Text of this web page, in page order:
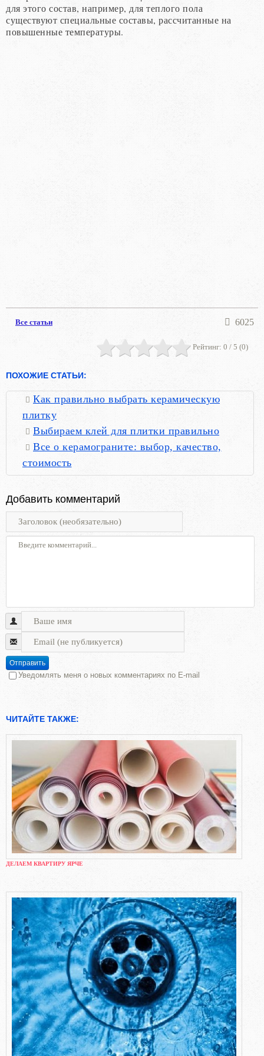
для этого состав, например, для теплого пола
существуют специальные составы, рассчитанные на
повышенные температуры.
Все статьи 6025
Рейтинг: 0 / 5 (0)
ПОХОЖИЕ СТАТЬИ:
Как правильно выбрать керамическую
плитку
Выбираем клей для плитки правильно
Все о керамограните: выбор, качество,
стоимость
Добавить комментарий
Отправить
Уведомлять меня о новых комментариях по E-mail
ЧИТАЙТЕ ТАКЖЕ:
ДЕЛАЕМ КВАРТИРУ ЯРЧЕ